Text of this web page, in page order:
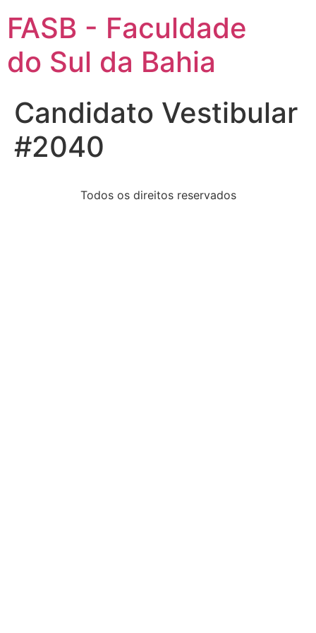
FASB - Faculdade
do Sul da Bahia
Candidato Vestibular
#2040
Todos os direitos reservados